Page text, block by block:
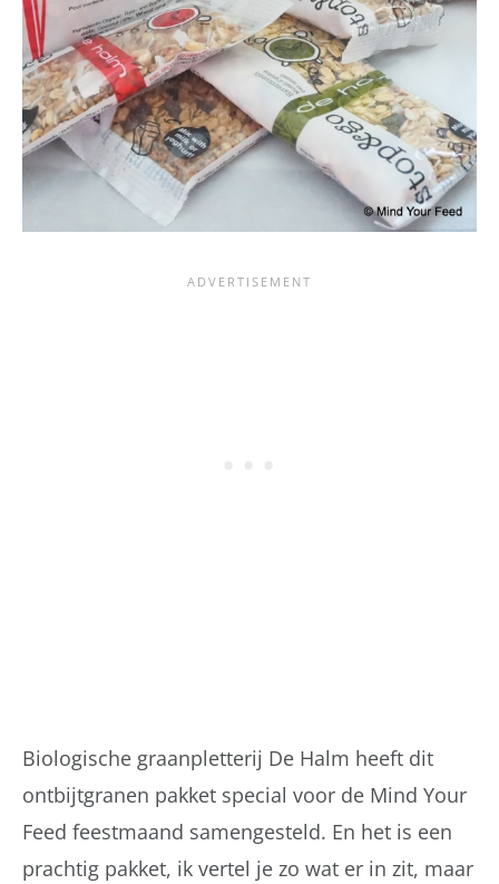
Biologische graanpletterij De Halm heeft dit
ontbijtgranen pakket special voor de Mind Your
Feed feestmaand samengesteld. En het is een
prachtig pakket, ik vertel je zo wat er in zit, maar